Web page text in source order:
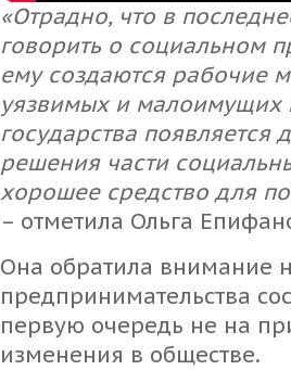
«Отрадно, что в
говорить о социальном
ему создаются рабочие
уязвимых и малоимущих
государства
решения части
хорошее средство для
– отметила Ольга
Она обратила внимание
предпринимательства
первую очередь не на
изменения в обществе.